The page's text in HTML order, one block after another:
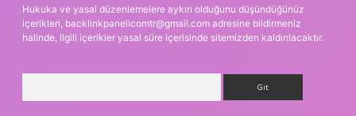
Hukuka ve yasal düzenlemelere aykırı olduğunu düşündüğünüz
içerikleri, backlinkpanelicomtr@gmail.com adresine bildirmeniz
halinde, ilgili içerikler yasal süre içerisinde sitemizden kaldırılacaktır.